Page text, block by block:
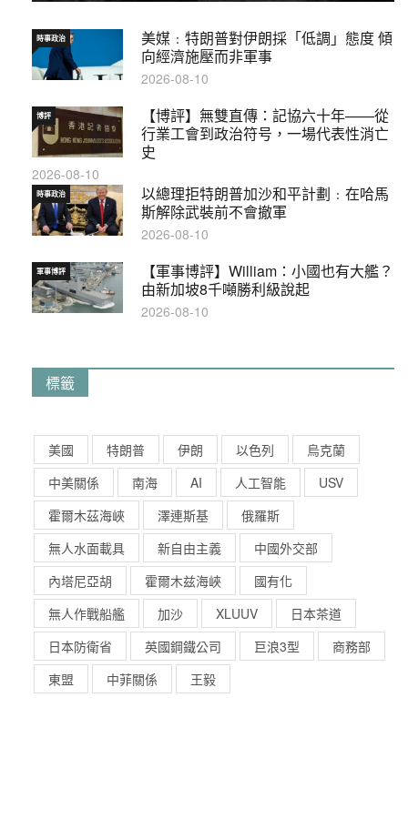
美媒﹕特朗普對伊朗採「低調」態度 傾
向經濟施壓而非軍事
時事政治
2026-08-10
【博評】無雙直傳：記協六十年——從
行業工會到政治符号，一場代表性消亡
史
博評
2026-08-10
以總理拒特朗普加沙和平計劃﹕在哈馬
斯解除武裝前不會撤軍
時事政治
2026-08-10
【軍事博評】William：小國也有大艦？
由新加坡8千噸勝利級說起
軍事博評
2026-08-10
標籤
美國 特朗普 伊朗 以色列
烏克蘭
中美關係
南海 AI 人工智能
USV
霍爾木茲海峽
澤連斯基
俄羅斯
無人水面載具
新自由主義
中國外交部
內塔尼亞胡
霍爾木兹海峽
國有化
無人作戰船艦
加沙 XLUUV
日本茶道
日本防衛省
英國鋼鐵公司 巨浪3型
商務部
東盟
中菲關係 王毅